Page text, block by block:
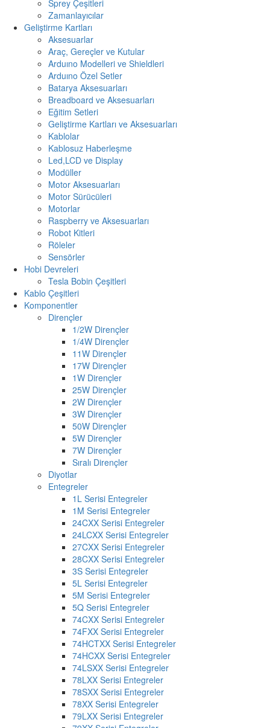
Sprey Çeşitleri
Zamanlayıcılar
Geliştirme Kartları
Aksesuarlar
Araç, Gereçler ve Kutular
Arduıno Modelleri ve Shieldleri
Arduıno Özel Setler
Batarya Aksesuarları
Breadboard ve Aksesuarları
Eğitim Setleri
Geliştirme Kartları ve Aksesuarları
Kablolar
Kablosuz Haberleşme
Led,LCD ve Display
Modüller
Motor Aksesuarları
Motor Sürücüleri
Motorlar
Raspberry ve Aksesuarları
Robot Kitleri
Röleler
Sensörler
Hobi Devreleri
Tesla Bobin Çeşitleri
Kablo Çeşitleri
Komponentler
Dirençler
1/2W Dirençler
1/4W Dirençler
11W Dirençler
17W Dirençler
1W Dirençler
25W Dirençler
2W Dirençler
3W Dirençler
50W Dirençler
5W Dirençler
7W Dirençler
Sıralı Dirençler
Diyotlar
Entegreler
1L Serisi Entegreler
1M Serisi Entegreler
24CXX Serisi Entegreler
24LCXX Serisi Entegreler
27CXX Serisi Entegreler
28CXX Serisi Entegreler
3S Serisi Entegreler
5L Serisi Entegreler
5M Serisi Entegreler
5Q Serisi Entegreler
74CXX Serisi Entegreler
74FXX Serisi Entegreler
74HCTXX Serisi Entegreler
74HCXX Serisi Entegreler
74LSXX Serisi Entegreler
78LXX Serisi Entegreler
78SXX Serisi Entegreler
78XX Serisi Entegreler
79LXX Serisi Entegreler